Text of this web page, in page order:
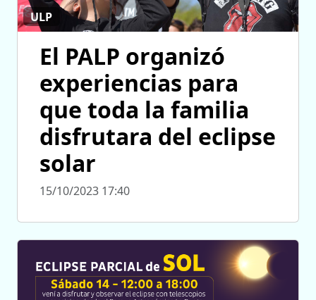
ULP
El PALP organizó
experiencias para
que toda la familia
disfrutara del eclipse
solar
15/10/2023 17:40